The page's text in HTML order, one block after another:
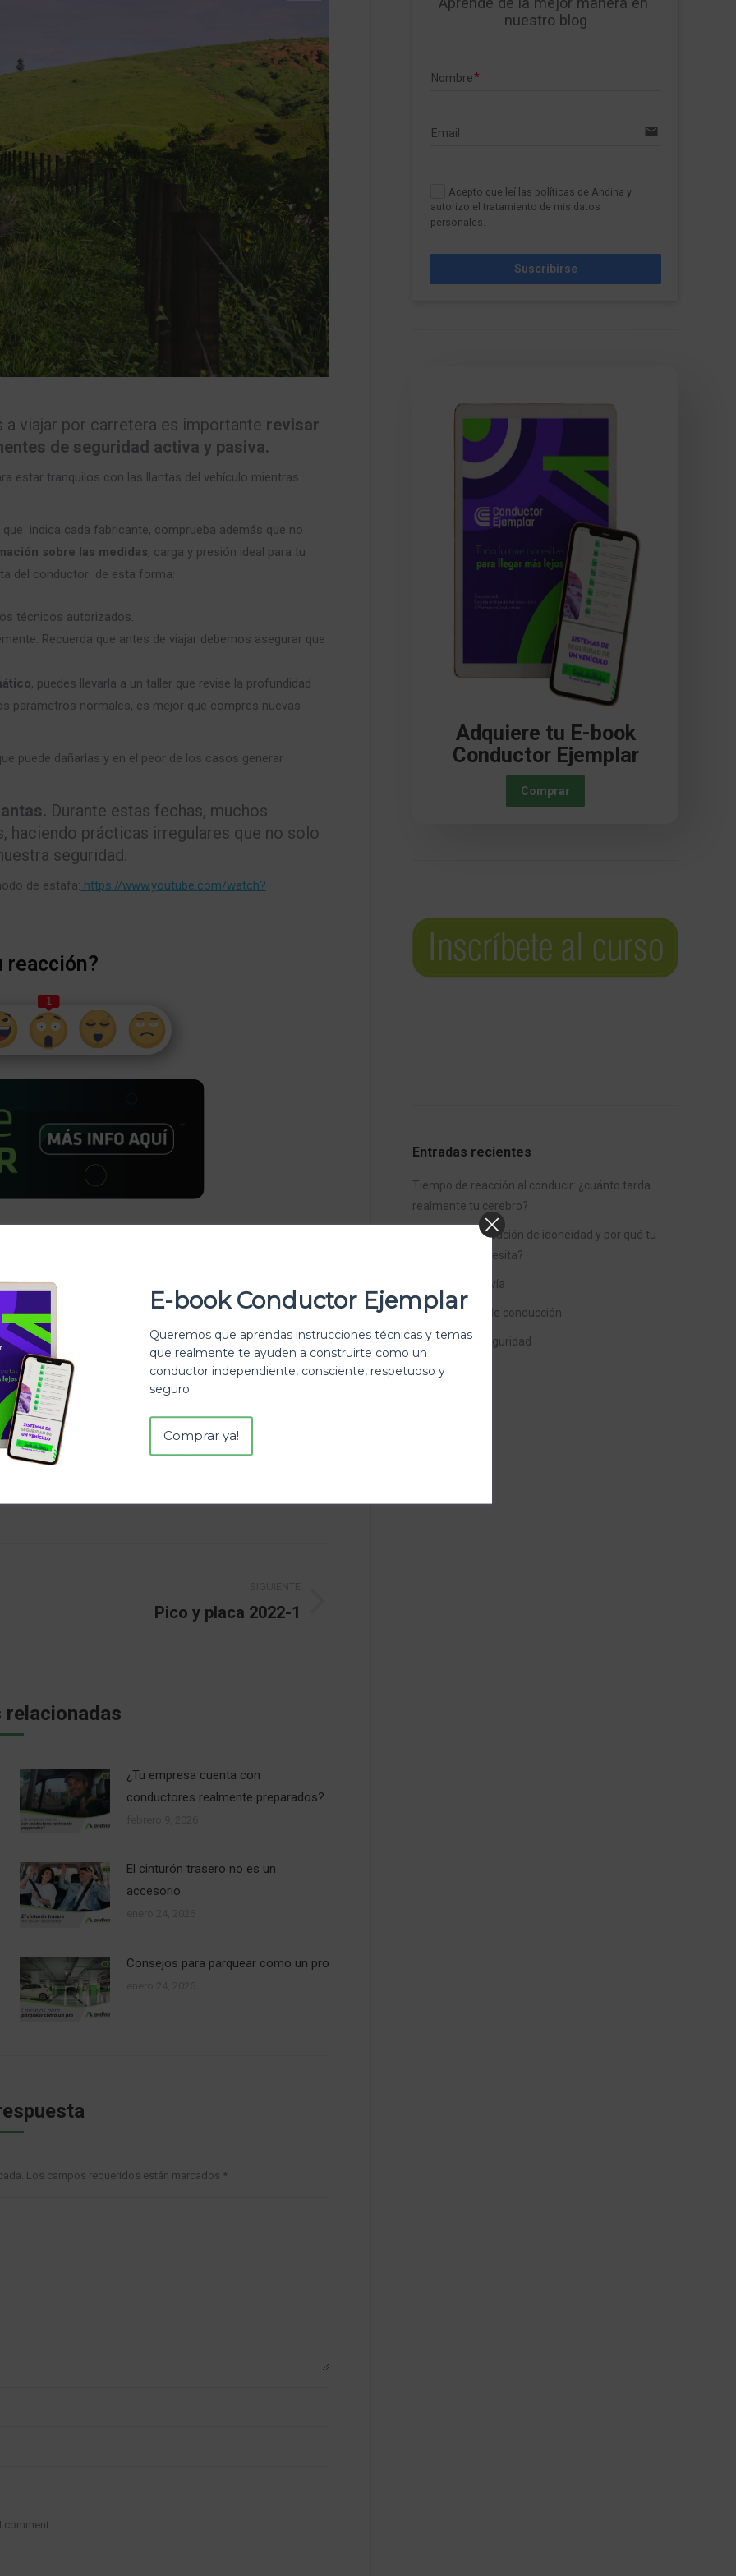
a viajar por carretera es importante revisar
de seguridad activa y pasiva.
estar tranquilos con las llantas del vehículo mientras
indica cada fabricante, comprueba además que no
sobre las medidas, carga y presión ideal para tu
del conductor de esta forma:
técnicos autorizados.
Recuerda que antes de viajar debemos asegurar que
, puedes llevarla a un taller que revise la profundidad
parámetros normales, es mejor que compres nuevas
puede dañarlas y en el peor de los casos generar
Durante estas fechas, muchos
haciendo prácticas irregulares que no solo
seguridad.
de estafa: https://www.youtube.com/watch?
reacción?
1
cuidado
#Comunicadora, #Emprendedora, #Bloggera
Pico y placa 2022-1
relacionadas
¿Tu empresa cuenta con
conductores realmente preparados?
El cinturón trasero no es un
accesorio
Consejos para parquear como un pro
Los campos requeridos están marcados *
comment.
nuestro blog
Nombre
Email email
Acepto que leí las políticas de Andina y
autorizo el tratamiento de mis datos
personales.
Suscribirse
Adquiere tu E-book
Conductor Ejemplar
Comprar
Entradas recientes
Tiempo de reacción al conducir: ¿cuánto tarda
realmente tu cerebro?
¿Qué es la evaluación de idoneidad y por qué tu
empresa la necesita?
Prelación en la vía
Malos hábitos de conducción
Distancia de Seguridad
E-book Conductor Ejemplar
Queremos que aprendas instrucciones técnicas y temas
que realmente te ayuden a construirte como un
conductor independiente, consciente, respetuoso y
seguro.
Comprar ya!